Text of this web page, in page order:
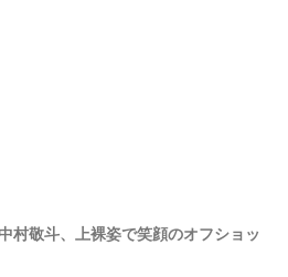
村敬斗、上裸姿で笑顔のオフショッ